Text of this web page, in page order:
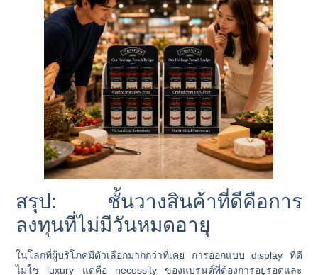
สรุป: ชั้นวางสินค้าที่ดีคือการ
ลงทุนที่ไม่มีวันหมดอายุ
ในโลกที่ผู้บริโภคมีตัวเลือกมากกว่าที่เคย การออกแบบ display ที่ดี
ไม่ใช่ luxury แต่คือ necessity ของแบรนด์ที่ต้องการอยู่รอดและ